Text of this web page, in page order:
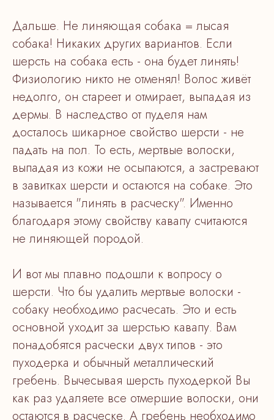
Дальше. Не линяющая собака = лысая
собака! Никаких других вариантов. Если
шерсть на собака есть - она будет линять!
Физиологию никто не отменял! Волос живёт
недолго, он стареет и отмирает, выпадая из
дермы. В наследство от пуделя нам
досталось шикарное свойство шерсти - не
падать на пол. То есть, мертвые волоски,
выпадая из кожи не осыпаются, а застревают
в завитках шерсти и остаются на собаке. Это
называется "линять в расческу". Именно
благодаря этому свойству кавапу считаются
не линяющей породой.
И вот мы плавно подошли к вопросу о
шерсти. Что бы удалить мертвые волоски -
собаку необходимо расчесать. Это и есть
основной уходит за шерстью кавапу. Вам
понадобятся расчески двух типов - это
пуходерка и обычный металлический
гребень. Вычесывая шерсть пуходеркой Вы
как раз удаляете все отмершие волоски, они
остаются в расческе. А гребень необходимо